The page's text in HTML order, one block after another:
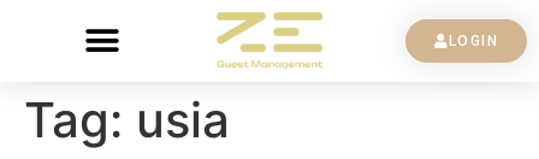
LOGIN
Tag: usia